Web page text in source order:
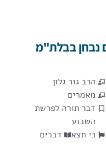
נבחן בבלת"מ
הרב גור גלון
מאמרים
דבר תורה לפרשת
השבוע
כי תצא
דברים